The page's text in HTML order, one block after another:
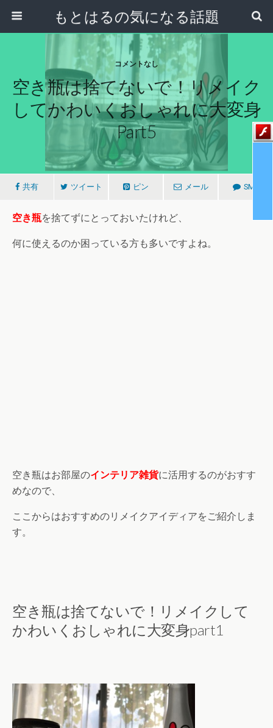
もとはるの気になる話題
コメントなし
空き瓶は捨てないで！リメイク
してかわいくおしゃれに大変身
Part5
共有 ツイート ピン メール SMS
空き瓶を捨てずにとっておいたけれど、
何に使えるのか困っている方も多いですよね。
空き瓶はお部屋のインテリア雑貨に活用するのがおすす
めなので、
ここからはおすすめのリメイクアイディアをご紹介しま
す。
空き瓶は捨てないで！リメイクして
かわいくおしゃれに大変身part1